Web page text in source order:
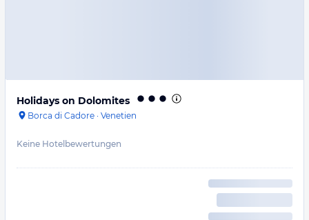
Holidays on Dolomites
Borca di Cadore · Venetien
Keine Hotelbewertungen